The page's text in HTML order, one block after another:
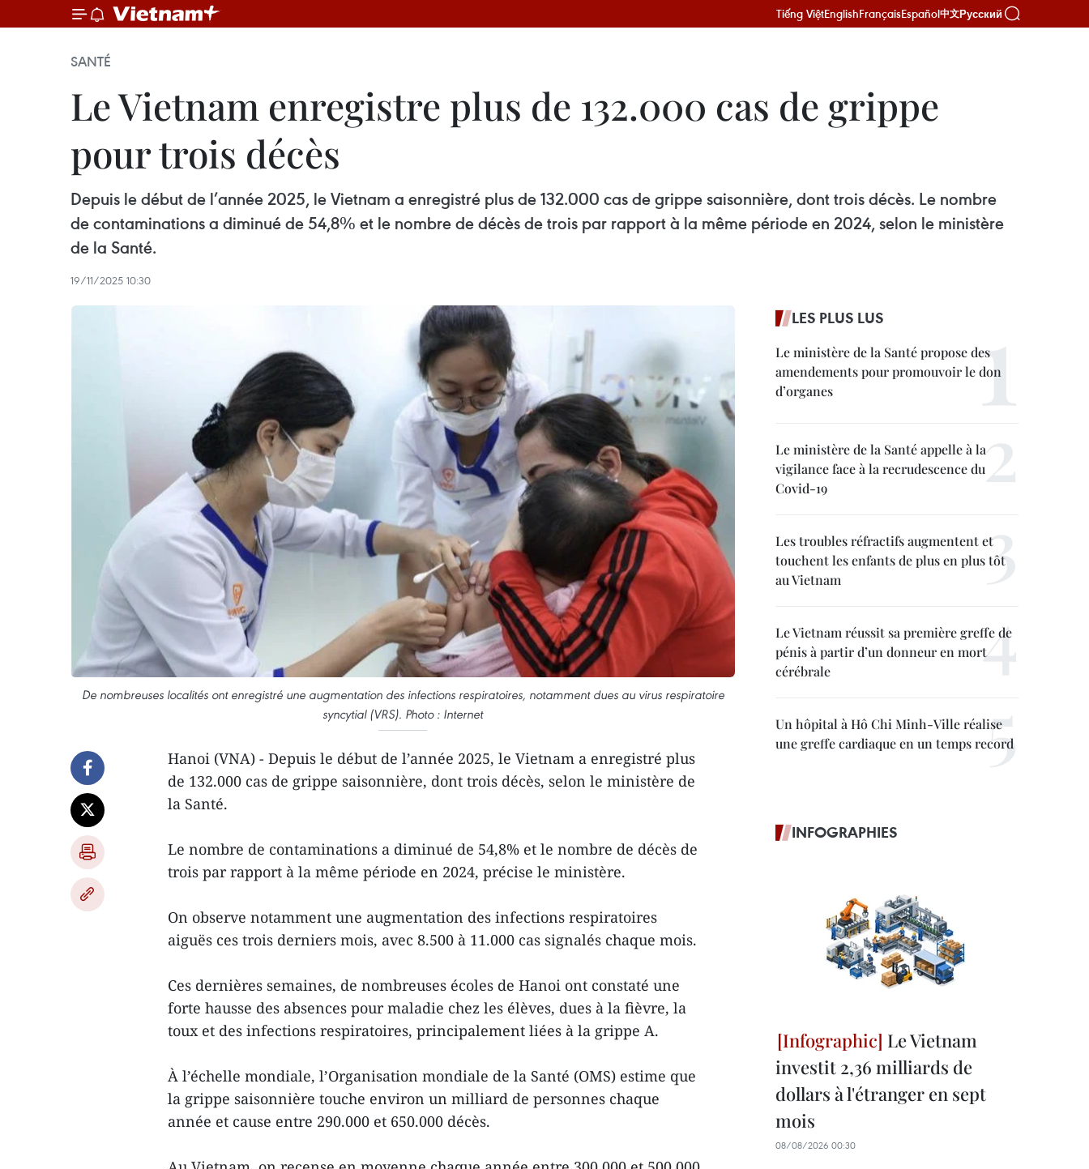
Tiếng ViệtEnglishFrançaisEspañol中文Русский
SANTÉ
Le Vietnam enregistre plus de 132.000 cas de grippe
pour trois décès
Depuis le début de l’année 2025, le Vietnam a enregistré plus de 132.000 cas de grippe saisonnière, dont trois décès. Le nombre
de contaminations a diminué de 54,8% et le nombre de décès de trois par rapport à la même période en 2024, selon le ministère
de la Santé.
19/11/2025 10:30
De nombreuses localités ont enregistré une augmentation des infections respiratoires, notamment dues au virus respiratoire
syncytial (VRS). Photo : Internet
Hanoi (VNA) - Depuis le début de l’année 2025, le Vietnam a enregistré plus
de 132.000 cas de grippe saisonnière, dont trois décès, selon le ministère de
la Santé.
Le nombre de contaminations a diminué de 54,8% et le nombre de décès de
trois par rapport à la même période en 2024, précise le ministère.
On observe notamment une augmentation des infections respiratoires
aiguës ces trois derniers mois, avec 8.500 à 11.000 cas signalés chaque mois.
Ces dernières semaines, de nombreuses écoles de Hanoi ont constaté une
forte hausse des absences pour maladie chez les élèves, dues à la fièvre, la
toux et des infections respiratoires, principalement liées à la grippe A.
À l’échelle mondiale, l’Organisation mondiale de la Santé (OMS) estime que
la grippe saisonnière touche environ un milliard de personnes chaque
année et cause entre 290.000 et 650.000 décès.
LES PLUS LUS
Le ministère de la Santé propose des
amendements pour promouvoir le don
d’organes
Le ministère de la Santé appelle à la
vigilance face à la recrudescence du
Covid-19
Les troubles réfractifs augmentent et
touchent les enfants de plus en plus tôt
au Vietnam
Le Vietnam réussit sa première greffe de
pénis à partir d’un donneur en mort
cérébrale
Un hôpital à Hô Chi Minh-Ville réalise
une greffe cardiaque en un temps record
INFOGRAPHIES
Le Vietnam
investit 2,36 milliards de
dollars à l'étranger en sept
mois
08/08/2026 00:30